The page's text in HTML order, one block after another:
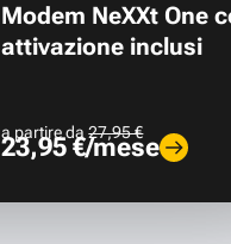
Modem NeXXt One
attivazione inclusi
a partire da27,95 €
23,95 €/mese